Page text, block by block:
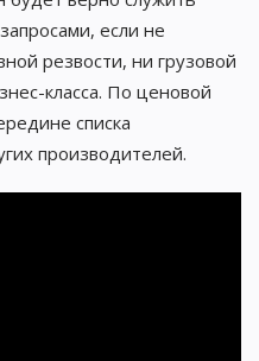
если не
резвости, ни грузовой
класса. По ценовой
списка
производителей.